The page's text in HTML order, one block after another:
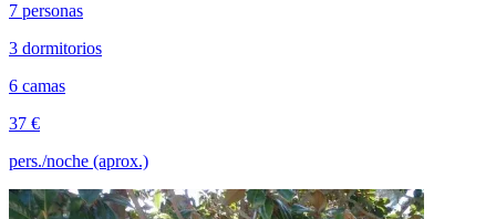
7 personas
3 dormitorios
6 camas
37 €
pers./noche (aprox.)